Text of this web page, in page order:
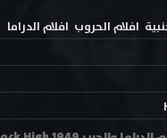
افلام الحروب افلام الدراما